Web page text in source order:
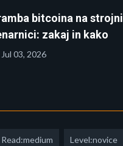
bitcoina na strojni
zakaj in kako
Jul 03, 2026
Read:medium Level:novice